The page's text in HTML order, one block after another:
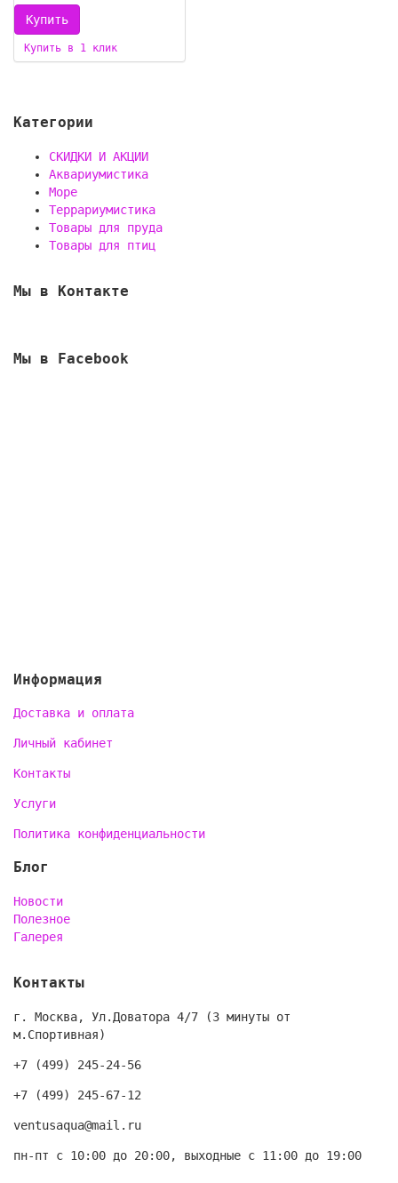
Купить в 1 клик
Категории
СКИДКИ И АКЦИИ
Аквариумистика
Море
Террариумистика
Товары для пруда
Товары для птиц
Мы в Контакте
Мы в Facebook
Информация
Доставка и оплата
Личный кабинет
Контакты
Услуги
Политика конфиденциальности
Блог
Новости
Полезное
Галерея
Контакты
г. Москва, Ул.Доватора 4/7 (3 минуты от
м.Спортивная)
+7 (499) 245-24-56
+7 (499) 245-67-12
ventusaqua@mail.ru
пн-пт с 10:00 до 20:00, выходные с 11:00 до 19:00